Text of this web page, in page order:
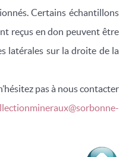
Certains échantillons
reçus en don peuvent être
latérales sur la droite de la
pas à nous contacter